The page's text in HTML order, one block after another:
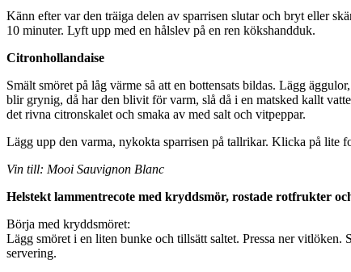
Känn efter var den träiga delen av sparrisen slutar och bryt eller
10 minuter. Lyft upp med en hålslev på en ren kökshandduk.
Citronhollandaise
Smält smöret på låg värme så att en bottensats bildas. Lägg
blir grynig, då har den blivit för varm, slå då i en matsked kallt
det rivna citronskalet och smaka av med salt och vitpeppar.
Lägg upp den varma, nykokta sparrisen på tallrikar. Klicka på lite
Vin till: Mooi Sauvignon Blanc
Helstekt lammentrecote med kryddsmör, rostade rotfrukter
Börja med kryddsmöret:
Lägg smöret i en liten bunke och tillsätt saltet. Pressa ner
servering.